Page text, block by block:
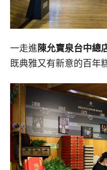
一走進 陳允寶泉台中總
既典雅又有新意的百年